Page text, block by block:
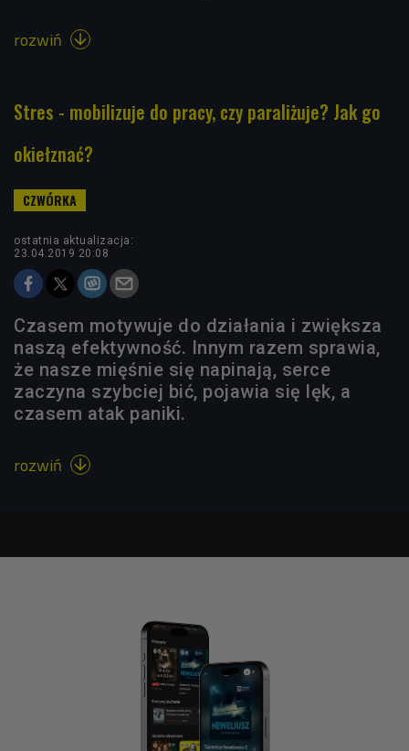
rozwiń 
Stres - mobilizuje do pracy, czy paraliżuje? Jak go
okiełznać?
ostatnia aktualizacja:
23.04.2019 20:08
Czasem motywuje do działania i zwiększa
naszą efektywność. Innym razem sprawia,
że nasze mięśnie się napinają, serce
zaczyna szybciej bić, pojawia się lęk, a
czasem atak paniki.
rozwiń 